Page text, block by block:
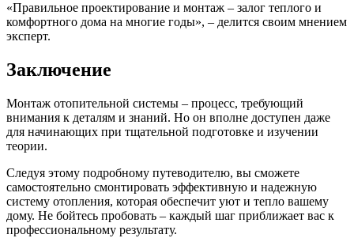
«Правильное проектирование и монтаж – залог теплого и
комфортного дома на многие годы», – делится своим мнением
эксперт.
Заключение
Монтаж отопительной системы – процесс, требующий
внимания к деталям и знаний. Но он вполне доступен даже
для начинающих при тщательной подготовке и изучении
теории.
Следуя этому подробному путеводителю, вы сможете
самостоятельно смонтировать эффективную и надежную
систему отопления, которая обеспечит уют и тепло вашему
дому. Не бойтесь пробовать – каждый шаг приближает вас к
профессиональному результату.